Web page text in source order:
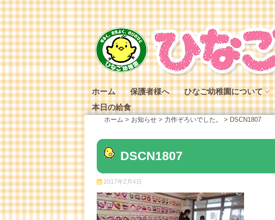
Skip
to
content
ホーム 保護者様へ
ひなご幼稚園について
ひなご幼稚園の特色
ひなご幼稚園の役割
ひなご幼稚園の一日
本日の給食
ホーム > お知らせ > 力作ぞろいでした。 > DSCN1807
DSCN1807
2017年2月4日